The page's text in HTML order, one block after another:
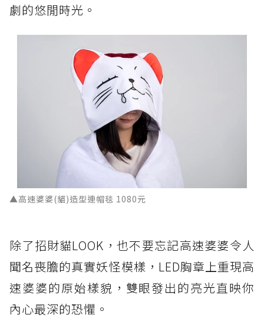
劇的悠閒時光。
▲高速婆婆(貓)造型連帽毯 1080元
除了招財貓LOOK，也不要忘記高速婆婆令人
聞名喪膽的真實妖怪模樣，LED胸章上重現高
速婆婆的原始樣貌，雙眼發出的亮光直映你
內心最深的恐懼。